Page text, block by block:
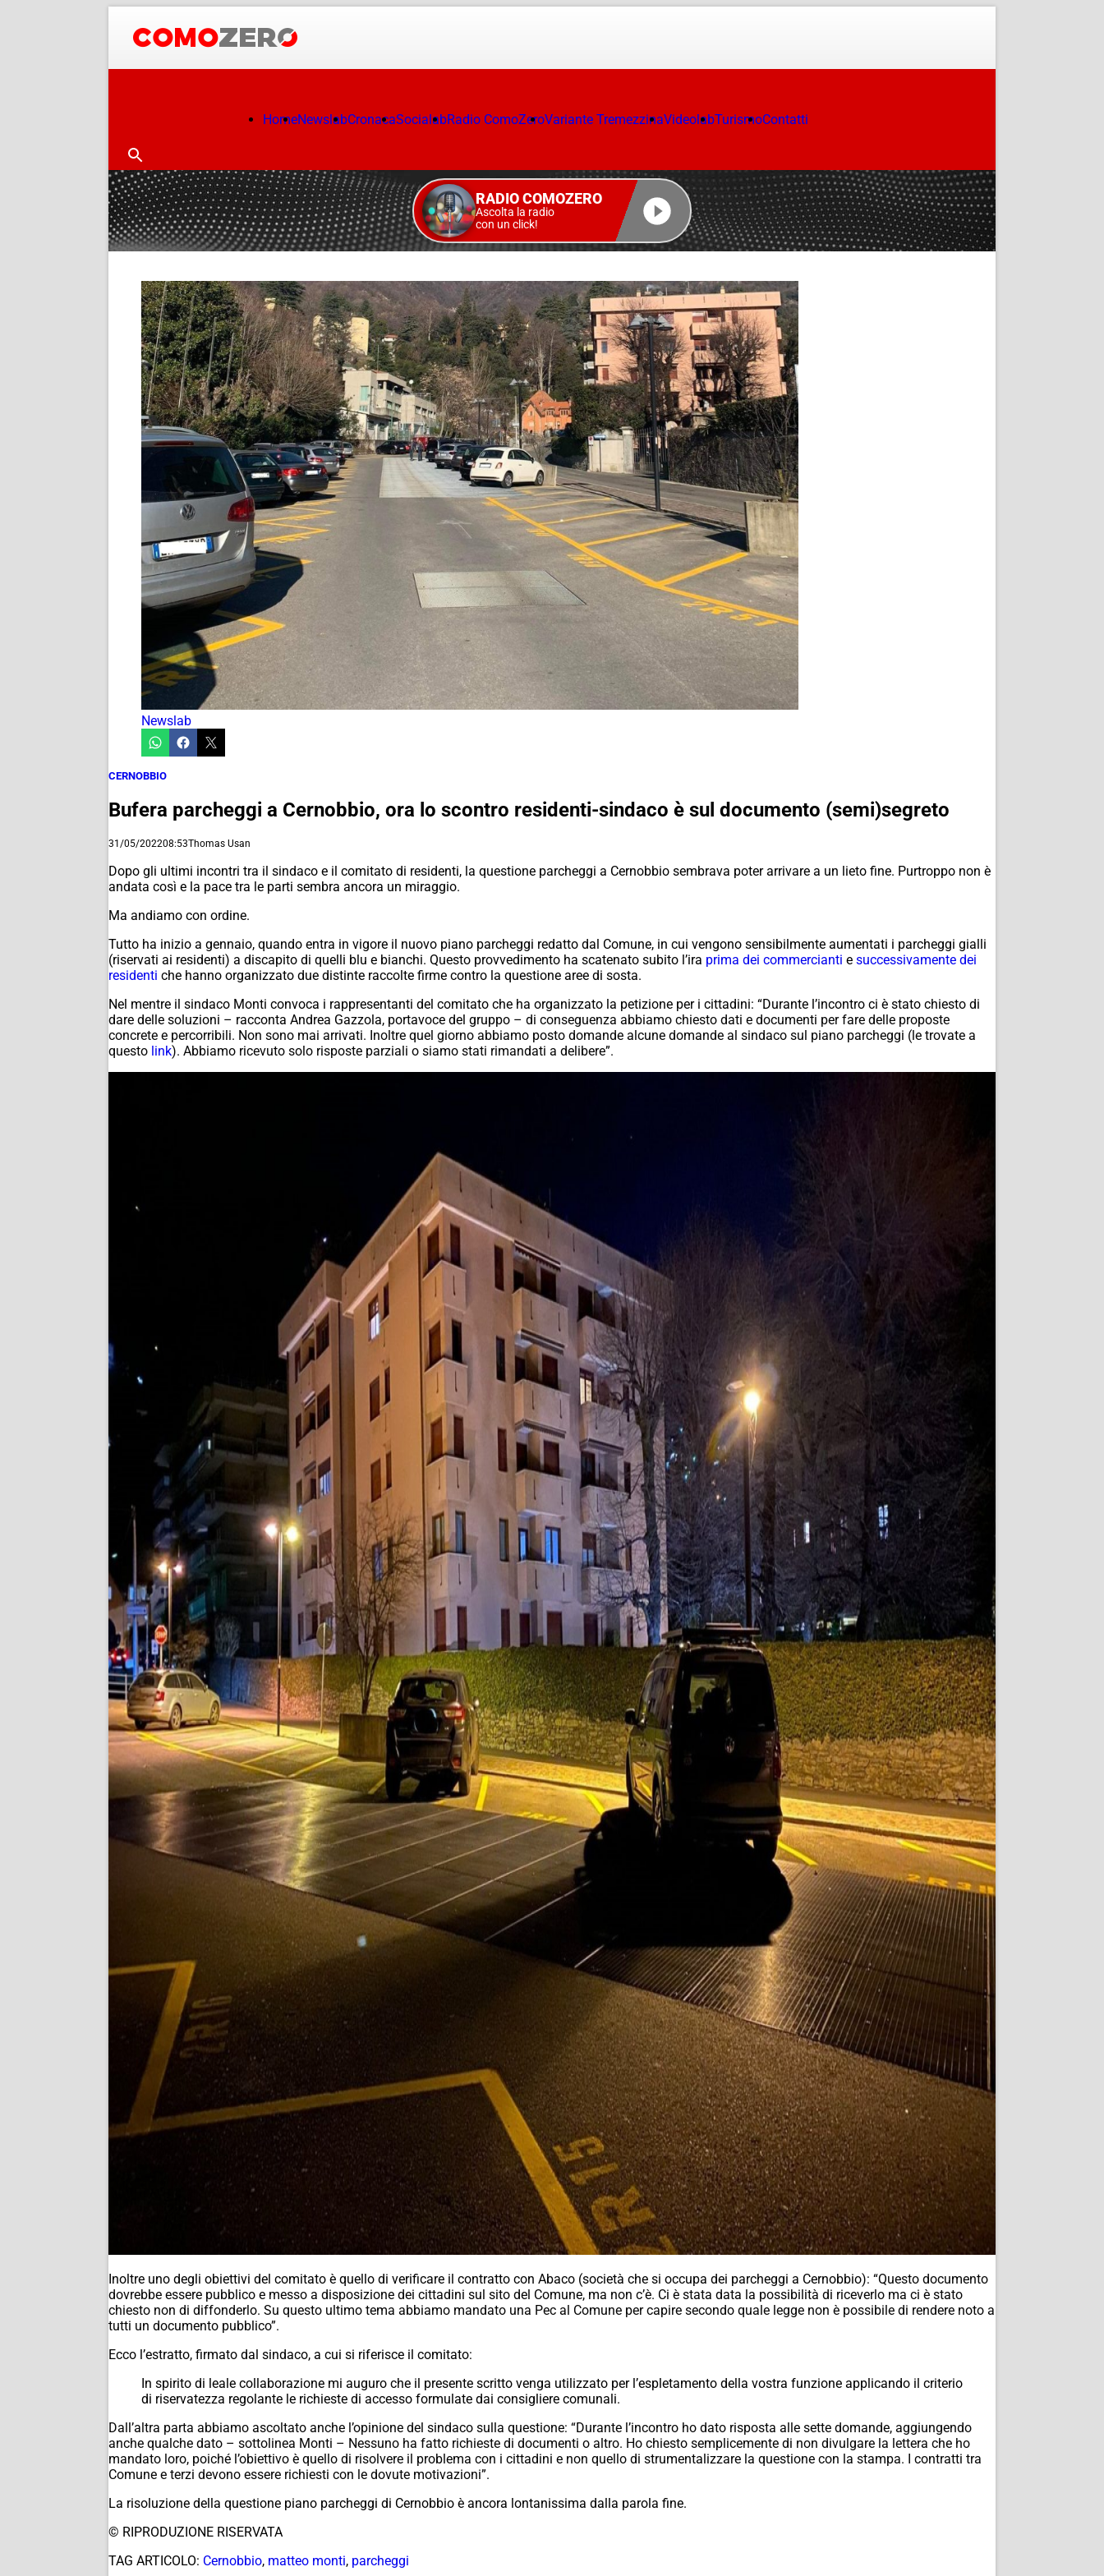
HomeNewslabCronacaSocialabRadio ComoZeroVariante TremezzinaVideolabTurismoContatti
RADIO COMOZERO
Ascolta la radio
con un click!
Newslab
CERNOBBIO
Bufera parcheggi a Cernobbio, ora lo scontro residenti-sindaco è sul documento (semi)segreto
31/05/202208:53Thomas Usan
Dopo gli ultimi incontri tra il sindaco e il comitato di residenti, la questione parcheggi a Cernobbio sembrava poter arrivare a un lieto fine. Purtroppo non è
andata così e la pace tra le parti sembra ancora un miraggio.
Ma andiamo con ordine.
Tutto ha inizio a gennaio, quando entra in vigore il nuovo piano parcheggi redatto dal Comune, in cui vengono sensibilmente aumentati i parcheggi gialli
(riservati ai residenti) a discapito di quelli blu e bianchi. Questo provvedimento ha scatenato subito l’ira prima dei commercianti e successivamente dei
residenti che hanno organizzato due distinte raccolte firme contro la questione aree di sosta.
Nel mentre il sindaco Monti convoca i rappresentanti del comitato che ha organizzato la petizione per i cittadini: “Durante l’incontro ci è stato chiesto di
dare delle soluzioni – racconta Andrea Gazzola, portavoce del gruppo – di conseguenza abbiamo chiesto dati e documenti per fare delle proposte
concrete e percorribili. Non sono mai arrivati. Inoltre quel giorno abbiamo posto domande alcune domande al sindaco sul piano parcheggi (le trovate a
questo link). Abbiamo ricevuto solo risposte parziali o siamo stati rimandati a delibere”.
Inoltre uno degli obiettivi del comitato è quello di verificare il contratto con Abaco (società che si occupa dei parcheggi a Cernobbio): “Questo documento
dovrebbe essere pubblico e messo a disposizione dei cittadini sul sito del Comune, ma non c’è. Ci è stata data la possibilità di riceverlo ma ci è stato
chiesto non di diffonderlo. Su questo ultimo tema abbiamo mandato una Pec al Comune per capire secondo quale legge non è possibile di rendere noto a
tutti un documento pubblico”.
Ecco l’estratto, firmato dal sindaco, a cui si riferisce il comitato:
In spirito di leale collaborazione mi auguro che il presente scritto venga utilizzato per l’espletamento della vostra funzione applicando il criterio
di riservatezza regolante le richieste di accesso formulate dai consigliere comunali.
Dall’altra parta abbiamo ascoltato anche l’opinione del sindaco sulla questione: “Durante l’incontro ho dato risposta alle sette domande, aggiungendo
anche qualche dato – sottolinea Monti – Nessuno ha fatto richieste di documenti o altro. Ho chiesto semplicemente di non divulgare la lettera che ho
mandato loro, poiché l’obiettivo è quello di risolvere il problema con i cittadini e non quello di strumentalizzare la questione con la stampa. I contratti tra
Comune e terzi devono essere richiesti con le dovute motivazioni”.
La risoluzione della questione piano parcheggi di Cernobbio è ancora lontanissima dalla parola fine.
© RIPRODUZIONE RISERVATA
TAG ARTICOLO: Cernobbio, matteo monti, parcheggi